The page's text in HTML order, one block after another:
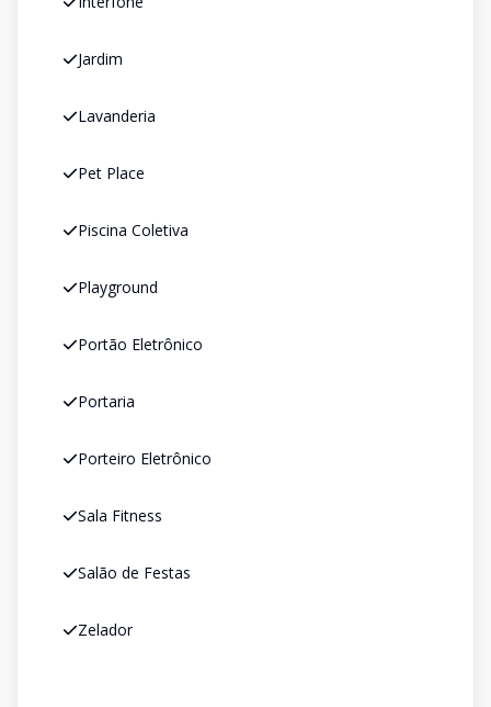
Jardim
Lavanderia
Pet Place
Piscina Coletiva
Playground
Portão Eletrônico
Portaria
Porteiro Eletrônico
Sala Fitness
Salão de Festas
Zelador